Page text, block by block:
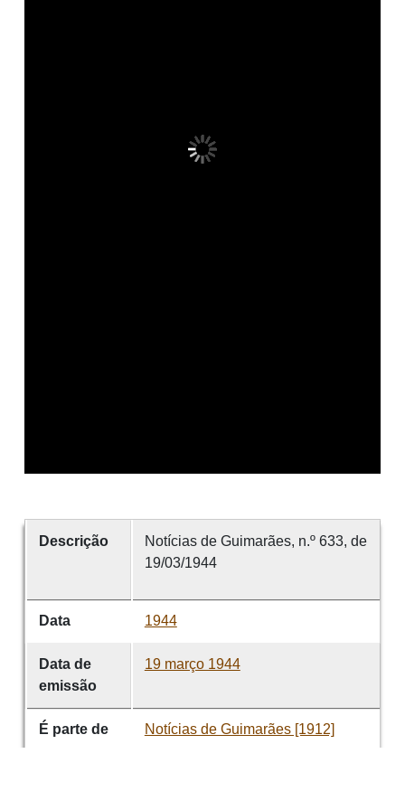
Descrição
Notícias de Guimarães, n.º 633, de
19/03/1944
Data 1944
Data de
emissão
19 março 1944
É parte de Notícias de Guimarães [1912]